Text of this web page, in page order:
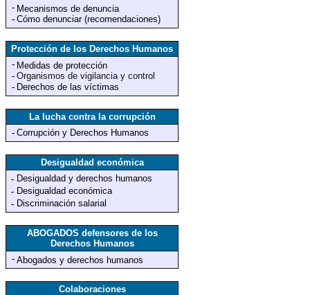
- Mecanismos de denuncia
- Cómo denunciar (recomendaciones)
Protección de los Derechos Humanos
- Medidas de protección
- Organismos de vigilancia y control
- Derechos de las víctimas
La lucha contra la corrupción
- Corrupción y Derechos Humanos
Desigualdad económica
- Desigualdad y derechos humanos
- Desigualdad económica
- Discriminación salarial
ABOGADOS defensores de los
Derechos Humanos
- Abogados y derechos humanos
Colaboraciones